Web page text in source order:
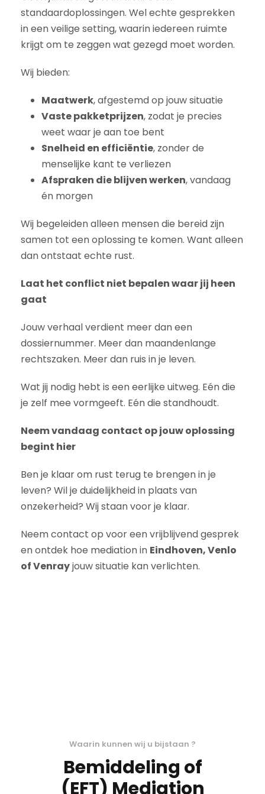
standaardoplossingen. Wel echte gesprekken
in een veilige setting, waarin iedereen ruimte
krijgt om te zeggen wat gezegd moet worden.
Wij bieden:
Maatwerk, afgestemd op jouw situatie
Vaste pakketprijzen, zodat je precies
weet waar je aan toe bent
Snelheid en efficiëntie, zonder de
menselijke kant te verliezen
Afspraken die blijven werken, vandaag
én morgen
Wij begeleiden alleen mensen die bereid zijn
samen tot een oplossing te komen. Want alleen
dan ontstaat echte rust.
Laat het conflict niet bepalen waar jij heen
gaat
Jouw verhaal verdient meer dan een
dossiernummer. Meer dan maandenlange
rechtszaken. Meer dan ruis in je leven.
Wat jij nodig hebt is een eerlijke uitweg. Eén die
je zelf mee vormgeeft. Eén die standhoudt.
Neem vandaag contact op jouw oplossing
begint hier
Ben je klaar om rust terug te brengen in je
leven? Wil je duidelijkheid in plaats van
onzekerheid? Wij staan voor je klaar.
Neem contact op voor een vrijblijvend gesprek
en ontdek hoe mediation in Eindhoven, Venlo
of Venrayjouw situatie kan verlichten.
Waarin kunnen wij u bijstaan ?
Bemiddeling of
(EFT) Mediation